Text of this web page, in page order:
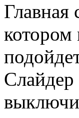
Главная
Слайдер